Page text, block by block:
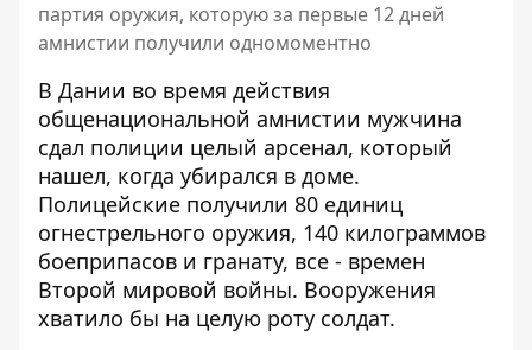
партия оружия, которую за первые 12 дней
амнистии получили одномоментно
В Дании во время действия
общенациональной амнистии мужчина
сдал полиции целый арсенал, который
нашел, когда убирался в доме.
Полицейские получили 80 единиц
огнестрельного оружия, 140 килограммов
боеприпасов и гранату, все - времен
Второй мировой войны. Вооружения
хватило бы на целую роту солдат.